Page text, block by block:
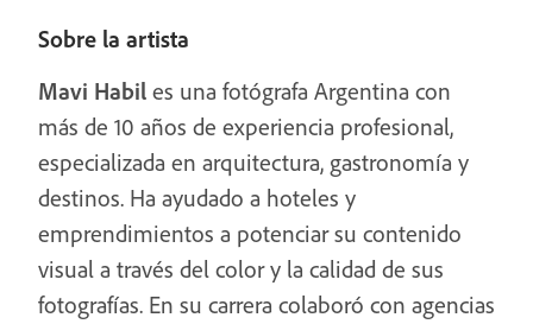
Sobre la artista
Mavi Habil es una fotógrafa Argentina con
más de 10 años de experiencia profesional,
especializada en arquitectura, gastronomía y
destinos. Ha ayudado a hoteles y
emprendimientos a potenciar su contenido
visual a través del color y la calidad de sus
fotografías. En su carrera colaboró con agencias